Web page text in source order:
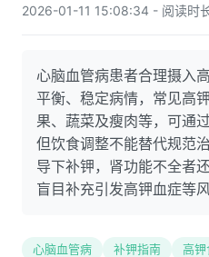
2026-01-11 15:08:34 - 阅读时
心脑血管病患者合理摄入
平衡、稳定病情，常见高
果、蔬菜及瘦肉等，可通
但饮食调整不能替代规范
导下补钾，肾功能不全者
盲目补充引发高钾血症等风
心脑血管病 补钾指南 高钾